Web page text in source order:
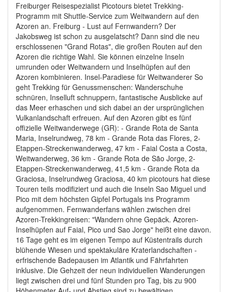
Freiburger Reisespezialist Picotours bietet Trekking-
Programm mit Shuttle-Service zum Weitwandern auf den
Azoren an. Freiburg - Lust auf Fernwandern? Der
Jakobsweg ist schon zu ausgelatscht? Dann sind die neu
erschlossenen "Grand Rotas", die großen Routen auf den
Azoren die richtige Wahl. Sie können einzelne Inseln
umrunden oder Weitwandern und Inselhüpfen auf den
Azoren kombinieren. Insel-Paradiese für Weitwanderer So
geht Trekking für Genussmenschen: Wanderschuhe
schnüren, Inselluft schnuppern, fantastische Ausblicke auf
das Meer erhaschen und sich dabei an der ursprünglichen
Vulkanlandschaft erfreuen. Auf den Azoren gibt es fünf
offizielle Weitwanderwege (GR): - Grande Rota de Santa
Maria, Inselrundweg, 78 km - Grande Rota das Flores, 2-
Etappen-Streckenwanderweg, 47 km - Faial Costa a Costa,
Weitwanderweg, 36 km - Grande Rota de São Jorge, 2-
Etappen-Streckenwanderweg, 41,5 km - Grande Rota da
Graciosa, Inselrundweg Graciosa, 40 km picotours hat diese
Touren teils modifiziert und auch die Inseln Sao Miguel und
Pico mit dem höchsten Gipfel Portugals ins Programm
aufgenommen. Fernwanderfans wählen zwischen drei
Azoren-Trekkingreisen: "Wandern ohne Gepäck. Azoren-
Inselhüpfen auf Faial, Pico und Sao Jorge" heißt eine davon.
16 Tage geht es im eigenen Tempo auf Küstentrails durch
blühende Wiesen und spektakuläre Kraterlandschaften -
erfrischende Badepausen im Atlantik und Fährfahrten
inklusive. Die Gehzeit der neun individuellen Wanderungen
liegt zwischen drei und fünf Stunden pro Tag, bis zu 900